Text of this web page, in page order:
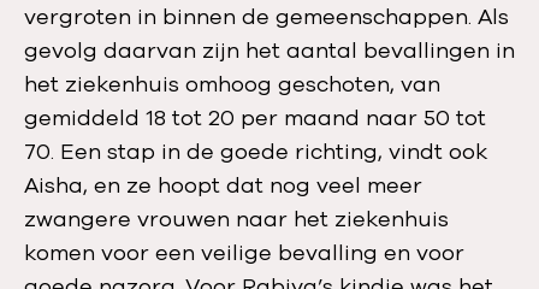
vergroten in binnen de gemeenschappen. Als
gevolg daarvan zijn het aantal bevallingen in
het ziekenhuis omhoog geschoten, van
gemiddeld 18 tot 20 per maand naar 50 tot
70. Een stap in de goede richting, vindt ook
Aisha, en ze hoopt dat nog veel meer
zwangere vrouwen naar het ziekenhuis
komen voor een veilige bevalling en voor